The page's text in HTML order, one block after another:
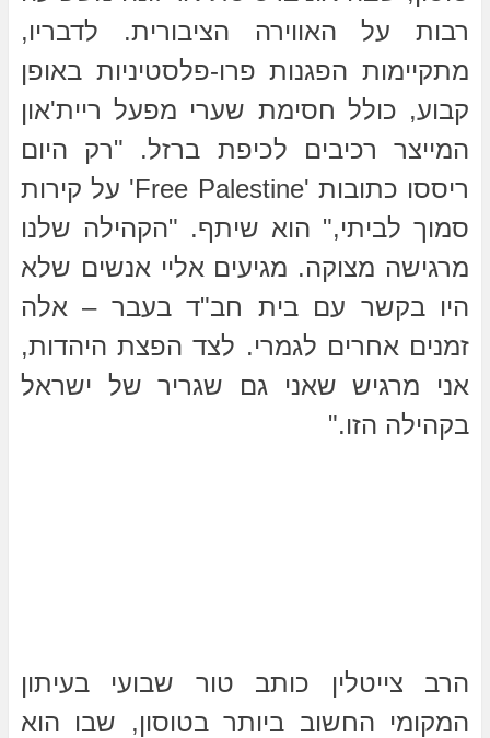
רבות על האווירה הציבורית. לדבריו,
מתקיימות הפגנות פרו-פלסטיניות באופן
קבוע, כולל חסימת שערי מפעל ריית'און
המייצר רכיבים לכיפת ברזל. "רק היום
ריססו כתובות 'Free Palestine' על קירות
סמוך לביתי," הוא שיתף. "הקהילה שלנו
מרגישה מצוקה. מגיעים אליי אנשים שלא
היו בקשר עם בית חב"ד בעבר – אלה
זמנים אחרים לגמרי. לצד הפצת היהדות,
אני מרגיש שאני גם שגריר של ישראל
בקהילה הזו."
הרב צייטלין כותב טור שבועי בעיתון
המקומי החשוב ביותר בטוסון, שבו הוא